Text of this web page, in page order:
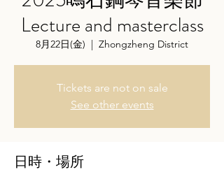
Lecture and masterclass
8月22日(金)
  |
Zhongzheng District
Tickets are not on sale
See other events
日時・場所